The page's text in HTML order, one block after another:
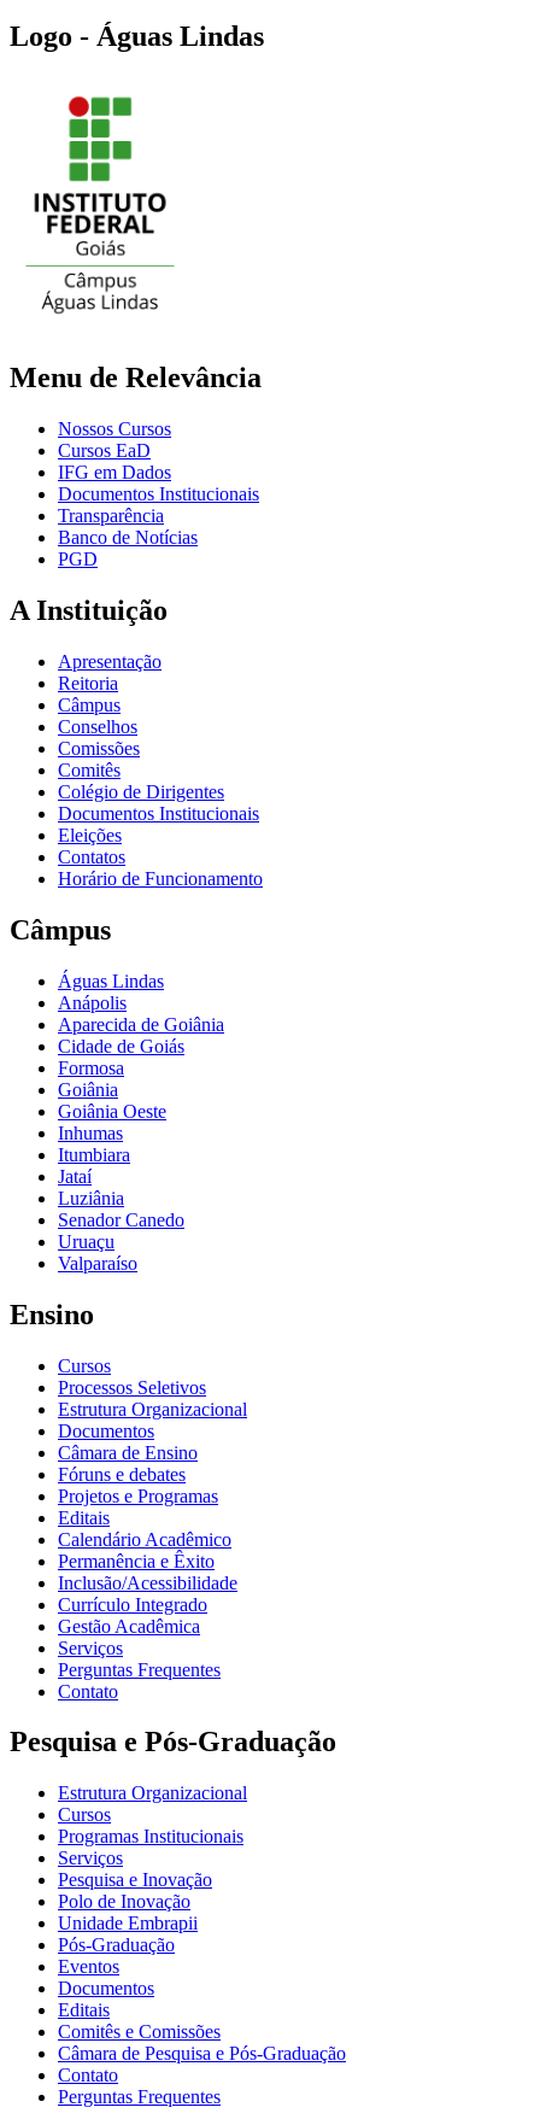
Logo - Águas Lindas
Menu de Relevância
Nossos Cursos
Cursos EaD
IFG em Dados
Documentos Institucionais
Transparência
Banco de Notícias
PGD
A Instituição
Apresentação
Reitoria
Câmpus
Conselhos
Comissões
Comitês
Colégio de Dirigentes
Documentos Institucionais
Eleições
Contatos
Horário de Funcionamento
Câmpus
Águas Lindas
Anápolis
Aparecida de Goiânia
Cidade de Goiás
Formosa
Goiânia
Goiânia Oeste
Inhumas
Itumbiara
Jataí
Luziânia
Senador Canedo
Uruaçu
Valparaíso
Ensino
Cursos
Processos Seletivos
Estrutura Organizacional
Documentos
Câmara de Ensino
Fóruns e debates
Projetos e Programas
Editais
Calendário Acadêmico
Permanência e Êxito
Inclusão/Acessibilidade
Currículo Integrado
Gestão Acadêmica
Serviços
Perguntas Frequentes
Contato
Pesquisa e Pós-Graduação
Estrutura Organizacional
Cursos
Programas Institucionais
Serviços
Pesquisa e Inovação
Polo de Inovação
Unidade Embrapii
Pós-Graduação
Eventos
Documentos
Editais
Comitês e Comissões
Câmara de Pesquisa e Pós-Graduação
Contato
Perguntas Frequentes